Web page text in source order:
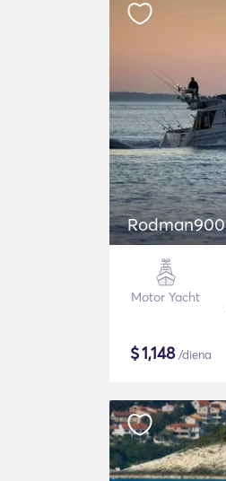
Rodman900
Motor Yacht
$1,148/diena